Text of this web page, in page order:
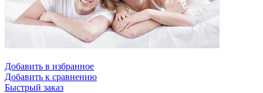
Добавить в избранное
Добавить к сравнению
Быстрый заказ